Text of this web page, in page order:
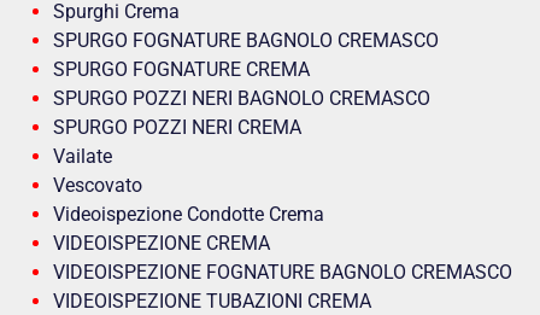
Spurghi Crema
SPURGO FOGNATURE BAGNOLO CREMASCO
SPURGO FOGNATURE CREMA
SPURGO POZZI NERI BAGNOLO CREMASCO
SPURGO POZZI NERI CREMA
Vailate
Vescovato
Videoispezione Condotte Crema
VIDEOISPEZIONE CREMA
VIDEOISPEZIONE FOGNATURE BAGNOLO CREMASCO
VIDEOISPEZIONE TUBAZIONI CREMA